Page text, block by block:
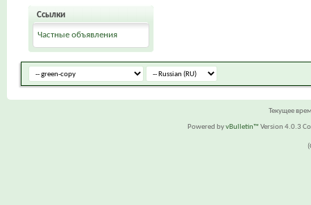
Ссылки
Частные объявления
Текущее
Powered byvBulletin™ Version 4.0.3